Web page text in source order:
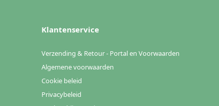
Klantenservice
Verzending & Retour - Portal en Voorwaarden
Algemene voorwaarden
Cookie beleid
Privacybeleid